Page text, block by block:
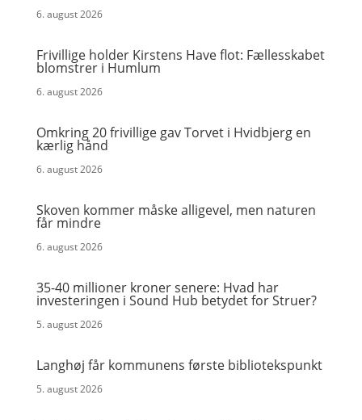
6. august 2026
Frivillige holder Kirstens Have flot: Fællesskabet
blomstrer i Humlum
6. august 2026
Omkring 20 frivillige gav Torvet i Hvidbjerg en
kærlig hånd
6. august 2026
Skoven kommer måske alligevel, men naturen
får mindre
6. august 2026
35-40 millioner kroner senere: Hvad har
investeringen i Sound Hub betydet for Struer?
5. august 2026
Langhøj får kommunens første bibliotekspunkt
5. august 2026